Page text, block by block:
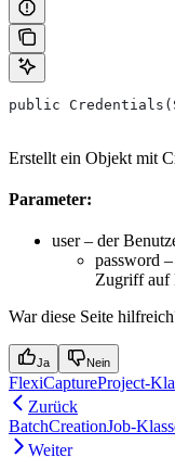
public
Erstellt ein Objekt mit
Parameter:
user – der
password
Zugriff auf
War diese Seite
Ja Nein
FlexiCaptureProject-
Zurück
BatchCreationJob-
Weiter